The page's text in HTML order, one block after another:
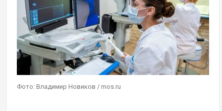
Фото: Владимир Новиков / mos.ru